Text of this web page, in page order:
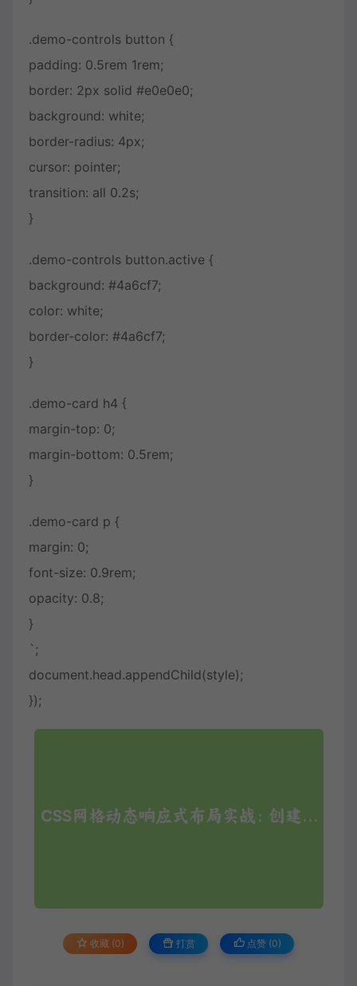
.demo-controls button {
padding: 0.5rem 1rem;
border: 2px solid #e0e0e0;
background: white;
border-radius: 4px;
cursor: pointer;
transition: all 0.2s;
}
.demo-controls button.active {
background: #4a6cf7;
color: white;
border-color: #4a6cf7;
}
.demo-card h4 {
margin-top: 0;
margin-bottom: 0.5rem;
}
.demo-card p {
margin: 0;
font-size: 0.9rem;
opacity: 0.8;
}
`;
document.head.appendChild(style);
});
收藏 (0) 打赏 点赞 (0)